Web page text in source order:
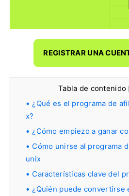
REGISTRAR UNA
Tabla de contenido
¿Qué es el programa de
x?
¿Cómo empiezo a ganar
Cómo unirse al programa
unix
Características clave del
¿Quién puede convertirse